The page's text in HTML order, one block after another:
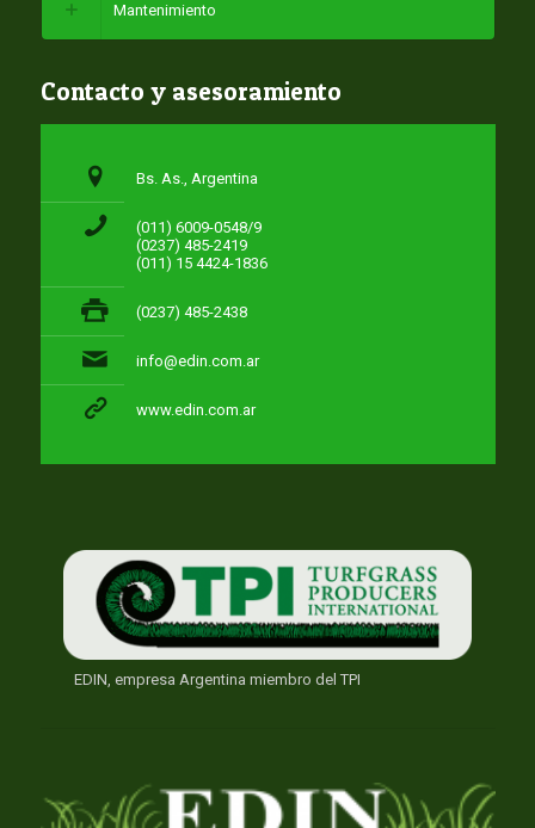
Mantenimiento
Contacto y asesoramiento
Bs. As., Argentina
(011) 6009-0548/9
(0237) 485-2419
(011) 15 4424-1836
(0237) 485-2438
info@edin.com.ar
www.edin.com.ar
EDIN, empresa Argentina miembro del TPI